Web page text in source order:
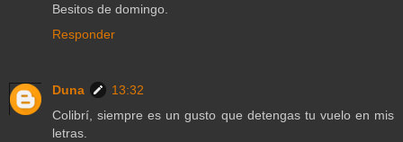
Besitos de domingo.
Responder
Duna
13:32
Colibrí, siempre es un gusto que detengas tu vuelo en mis
letras.